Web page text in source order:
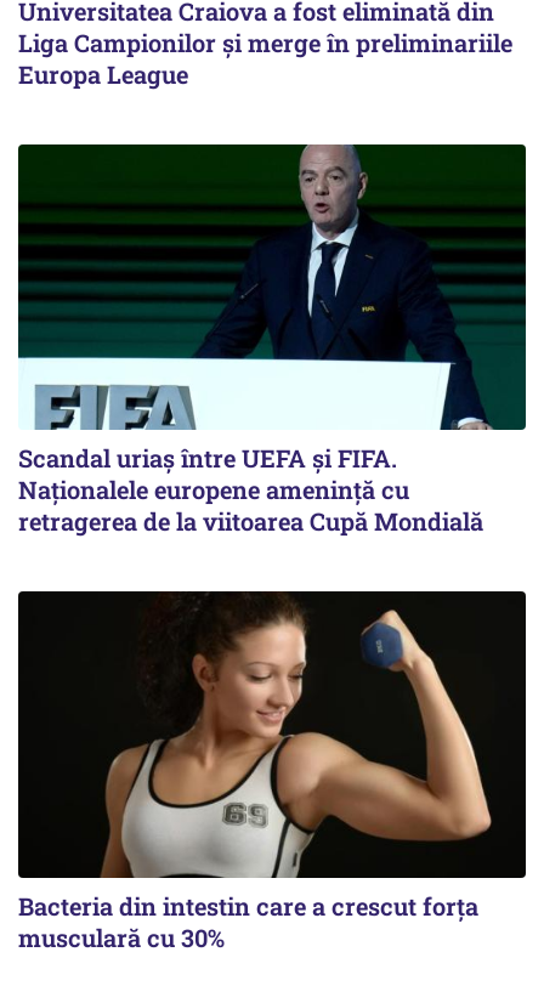
Universitatea Craiova a fost eliminată din
Liga Campionilor şi merge în preliminariile
Europa League
Scandal uriaş între UEFA şi FIFA.
Naţionalele europene ameninţă cu
retragerea de la viitoarea Cupă Mondială
Bacteria din intestin care a crescut forța
musculară cu 30%